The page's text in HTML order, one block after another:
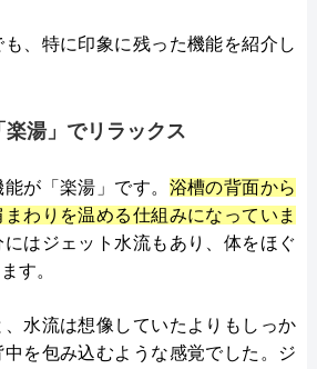
、特に印象に残った機能を紹介し
楽湯」でリラックス
が「楽湯」です。 浴槽の背面から
わりを温める仕組みになっていま
にはジェット水流もあり、体をほぐ
す。
水流は想像していたよりもしっか
中を包み込むような感覚でした。ジ